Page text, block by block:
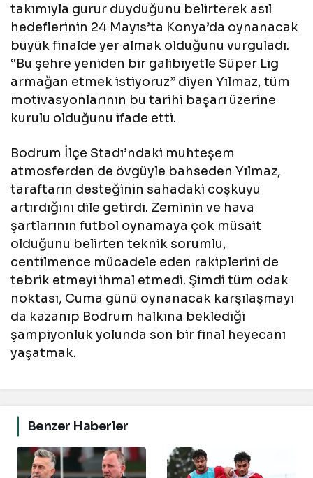
takımıyla gurur duyduğunu belirterek asıl
hedeflerinin 24 Mayıs’ta Konya’da oynanacak
büyük finalde yer almak olduğunu vurguladı.
“Bu şehre yeniden bir galibiyetle Süper Lig
armağan etmek istiyoruz” diyen Yılmaz, tüm
motivasyonlarının bu tarihi başarı üzerine
kurulu olduğunu ifade etti.
Bodrum İlçe Stadı’ndaki muhteşem
atmosferden de övgüyle bahseden Yılmaz,
taraftarın desteğinin sahadaki coşkuyu
artırdığını dile getirdi. Zeminin ve hava
şartlarının futbol oynamaya çok müsait
olduğunu belirten teknik sorumlu,
centilmence mücadele eden rakiplerini de
tebrik etmeyi ihmal etmedi. Şimdi tüm odak
noktası, Cuma günü oynanacak karşılaşmayı
da kazanıp Bodrum halkına beklediği
şampiyonluk yolunda son bir final heyecanı
yaşatmak.
Benzer Haberler